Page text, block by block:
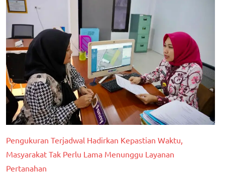
Pengukuran Terjadwal Hadirkan Kepastian Waktu,
Masyarakat Tak Perlu Lama Menunggu Layanan
Pertanahan